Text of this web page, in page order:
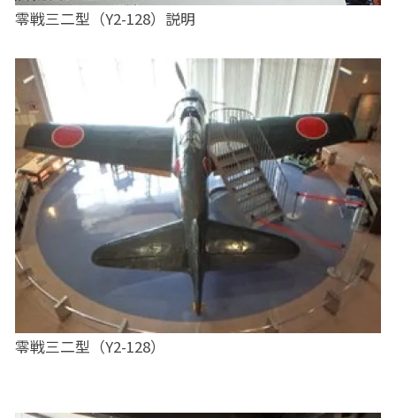
零戦三二型（Y2-128）説明
零戦三二型（Y2-128）